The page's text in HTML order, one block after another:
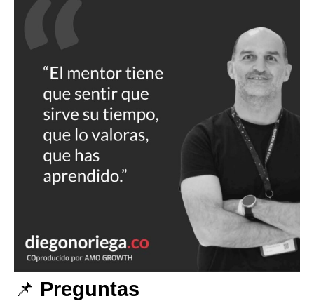
📌 Preguntas